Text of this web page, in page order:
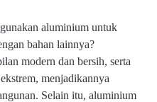
aluminium untuk
bahan lainnya?
modern dan bersih, serta
menjadikannya
Selain itu, aluminium